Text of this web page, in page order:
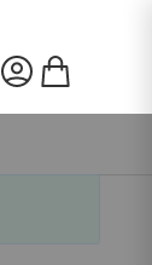
Mon compte
Mon panier